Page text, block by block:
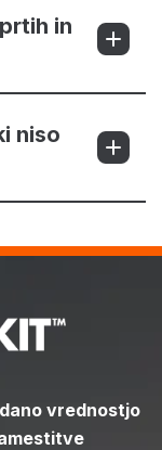
in
niso
vrednostjo